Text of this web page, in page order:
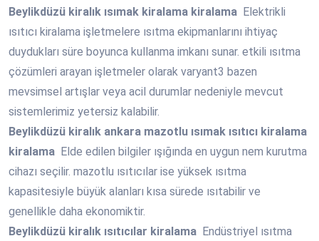
Beylikdüzü kiralık ısımak kiralama kiralama Elektrikli
ısıtıcı kiralama işletmelere ısıtma ekipmanlarını ihtiyaç
duydukları süre boyunca kullanma imkanı sunar. etkili ısıtma
çözümleri arayan işletmeler olarak varyant3 bazen
mevsimsel artışlar veya acil durumlar nedeniyle mevcut
sistemlerimiz yetersiz kalabilir.
Beylikdüzü kiralık ankara mazotlu ısımak ısıtıcı kiralama
kiralama Elde edilen bilgiler ışığında en uygun nem kurutma
cihazı seçilir. mazotlu ısıtıcılar ise yüksek ısıtma
kapasitesiyle büyük alanları kısa sürede ısıtabilir ve
genellikle daha ekonomiktir.
Beylikdüzü kiralık ısıtıcılar kiralama Endüstriyel ısıtma